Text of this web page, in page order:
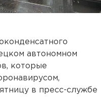
автономном
которые
в пресс-службе